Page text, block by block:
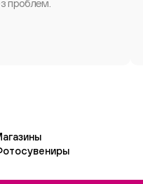
проблем.